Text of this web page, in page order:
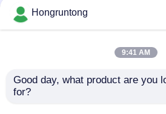
ডক রাবার ফেন্ডার
উচ্চ প্রভাব শোষণ চমৎকার
Hongruntong
9:41 AM
Good day, what product are you
for?